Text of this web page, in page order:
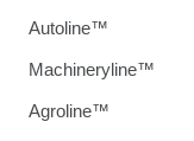
Autoline™
Machineryline™
Agroline™